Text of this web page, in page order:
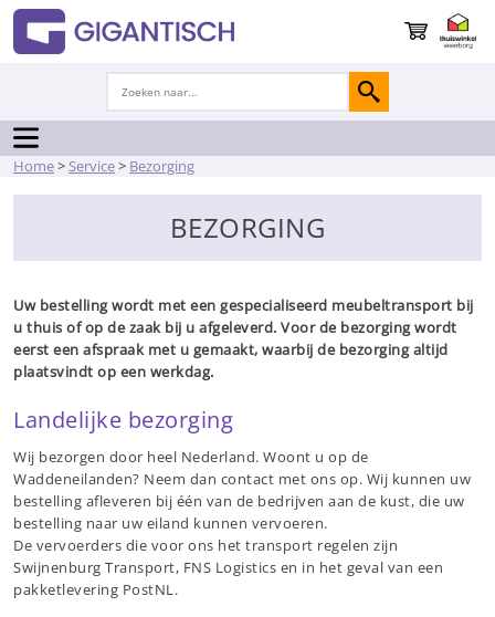
Home>Service> Bezorging
BEZORGING
Uw bestelling wordt met een gespecialiseerd meubeltransport bij
u thuis of op de zaak bij u afgeleverd. Voor de bezorging wordt
eerst een afspraak met u gemaakt, waarbij de bezorging altijd
plaatsvindt op een werkdag.
Landelijke bezorging
Wij bezorgen door heel Nederland. Woont u op de
Waddeneilanden? Neem dan contact met ons op. Wij kunnen uw
bestelling afleveren bij één van de bedrijven aan de kust, die uw
bestelling naar uw eiland kunnen vervoeren.
De vervoerders die voor ons het transport regelen zijn
Swijnenburg Transport, FNS Logistics en in het geval van een
pakketlevering PostNL.